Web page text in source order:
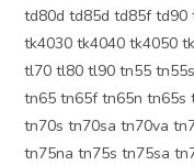
td80d td85d td85f td90
tk4030 tk4040 tk4050
tl70 tl80 tl90 tn55
tn65 tn65f tn65n tn65s
tn70s tn70sa tn70va
tn75na tn75s tn75sa